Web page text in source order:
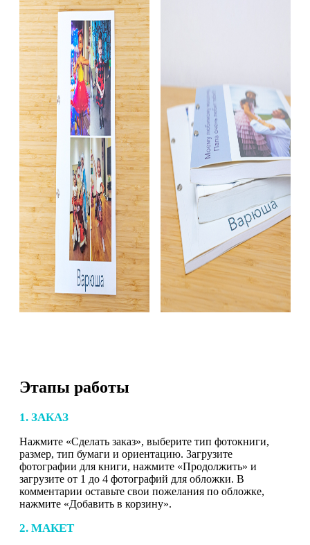
Этапы работы
1. ЗАКАЗ
Нажмите «Сделать заказ», выберите тип фотокниги,
размер, тип бумаги и ориентацию. Загрузите
фотографии для книги, нажмите «Продолжить» и
загрузите от 1 до 4 фотографий для обложки. В
комментарии оставьте свои пожелания по обложке,
нажмите «Добавить в корзину».
2. МАКЕТ